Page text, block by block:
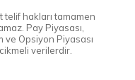
telif hakları tamamen
Pay Piyasası,
ve Opsiyon Piyasası
verilerdir.